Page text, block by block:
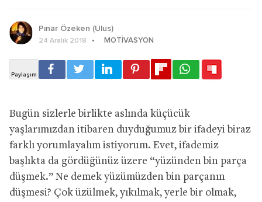
Pınar Özeken (Ulus)
24 Aralık 2018 MOTIVASYON
Bugün sizlerle birlikte aslında küçücük
yaşlarımızdan itibaren duyduğumuz bir ifadeyi biraz
farklı yorumlayalım istiyorum. Evet, ifademiz
başlıkta da gördüğünüz üzere “yüzünden bin parça
düşmek.” Ne demek yüzümüzden bin parçanın
düşmesi? Çok üzülmek, yıkılmak, yerle bir olmak,